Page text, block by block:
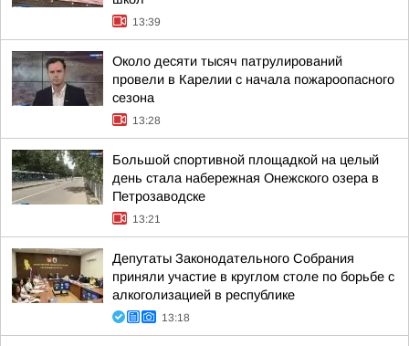
13:39
Около десяти тысяч патрулирований
провели в Карелии с начала пожароопасного
сезона
13:28
Большой спортивной площадкой на целый
день стала набережная Онежского озера в
Петрозаводске
13:21
Депутаты Законодательного Собрания
приняли участие в круглом столе по борьбе с
алкоголизацией в республике
13:18